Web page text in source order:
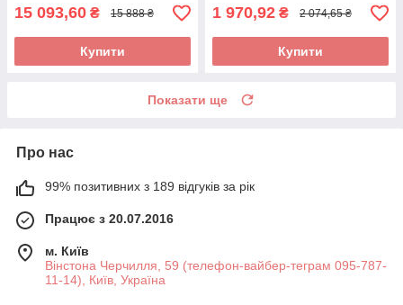
15 093,60 ₴ 15 888 ₴
Купити
1 970,92 ₴ 2 074,65 ₴
Купити
Показати ще
Про нас
99% позитивних з 189 відгуків за рік
Працює з 20.07.2016
м. Київ
Вінстона Черчилля, 59 (телефон-вайбер-теграм 095-787-
11-14), Київ, Україна